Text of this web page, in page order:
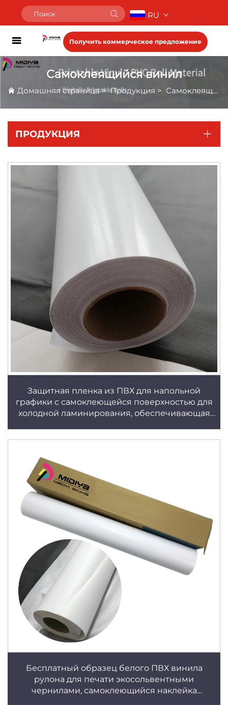
RU
Получить коммерческое предложение
Самоклеящийся винил
Домашняя страница>Продукция > Самоклеящийся винил
ПРОДУКЦИЯ
Защитная пленка из ПВХ для напольной
графики с самоклеющейся поверхностью для
холодной ламинирования, обеспечивающая
Бесплатный образец белого ПВХ винила
рулона для печати экосольвентными
чернилами, самоклеющийся наклейка